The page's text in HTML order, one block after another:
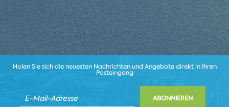
Holen Sie sich die neuesten Nachrichten und Angebote direkt in Ihren
Posteingang
ABONNIEREN